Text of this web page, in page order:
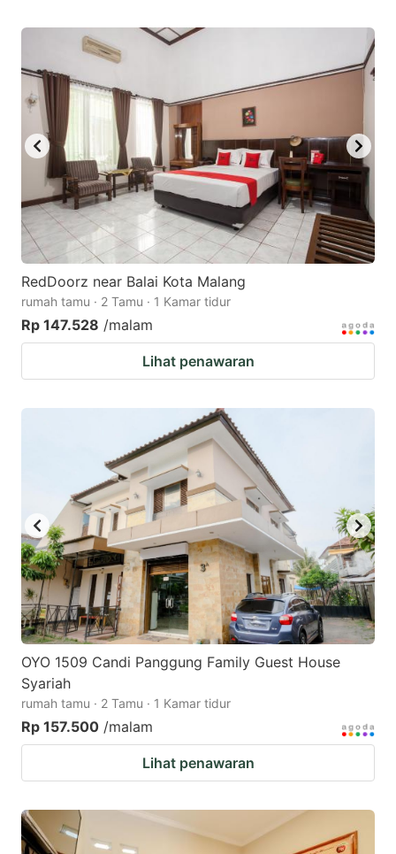
RedDoorz near Balai Kota Malang
rumah tamu · 2 Tamu · 1 Kamar tidur
Rp 147.528 /malam
Lihat penawaran
OYO 1509 Candi Panggung Family Guest House
Syariah
rumah tamu · 2 Tamu · 1 Kamar tidur
Rp 157.500 /malam
Lihat penawaran